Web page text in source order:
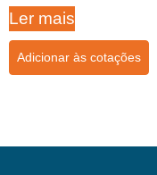
Ler mais
Adicionar às cotações